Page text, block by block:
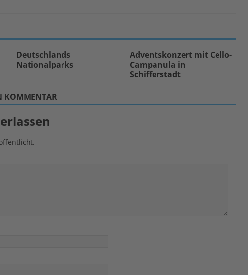
Deutschlands
Nationalparks
Adventskonzert mit Cello-
Campanula in
Schifferstadt
KOMMENTAR